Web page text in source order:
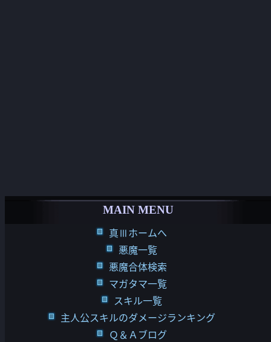
MAIN MENU
真Ⅲホームへ
悪魔一覧
悪魔合体検索
マガタマ一覧
スキル一覧
主人公スキルのダメージランキング
Ｑ＆Ａブログ